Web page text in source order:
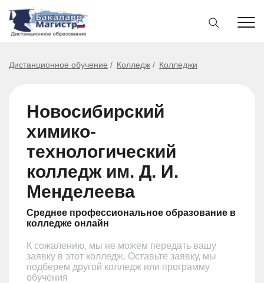
Дистанционное обучение Колледж Колледжи
Новосибирский
химико-
технологический
колледж им. Д. И.
Менделеева
Среднее профессиональное образование в
колледже онлайн
К сожалению, мы не можем передать вашу
заявку в этот колледж. Оставьте заявку, мы
подберем другой колледж или программу
обучения